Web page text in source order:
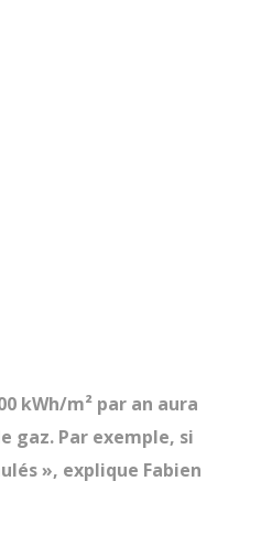
kWh/m² par an aura
gaz. Par exemple, si
», explique Fabien